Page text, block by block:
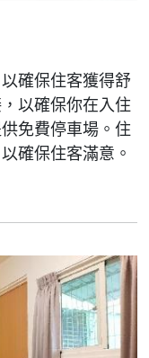
確保住客獲得舒
以確保你在入住
免費停車場。住
確保住客滿意。